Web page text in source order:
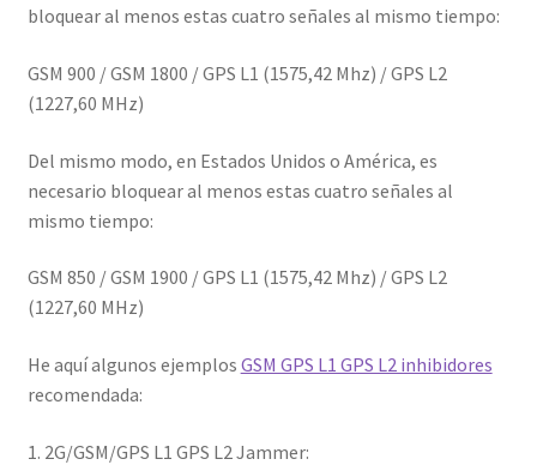
bloquear al menos estas cuatro señales al mismo tiempo:
GSM 900 / GSM 1800 / GPS L1 (1575,42 Mhz) / GPS L2
(1227,60 MHz)
Del mismo modo, en Estados Unidos o América, es
necesario bloquear al menos estas cuatro señales al
mismo tiempo:
GSM 850 / GSM 1900 / GPS L1 (1575,42 Mhz) / GPS L2
(1227,60 MHz)
He aquí algunos ejemplos GSM GPS L1 GPS L2 inhibidores
recomendada:
1. 2G/GSM/GPS L1 GPS L2 Jammer: